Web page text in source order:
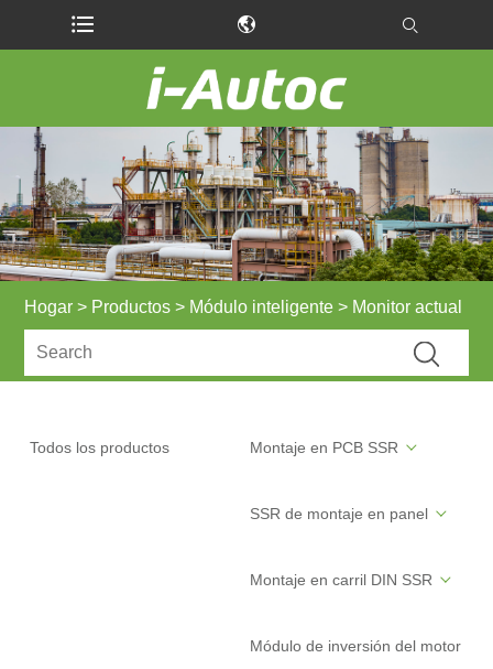
Hogar > Productos > Módulo inteligente > Monitor actual
Todos los productos Montaje en PCB SSR
SSR de montaje en panel
Montaje en carril DIN SSR
Módulo de inversión del motor